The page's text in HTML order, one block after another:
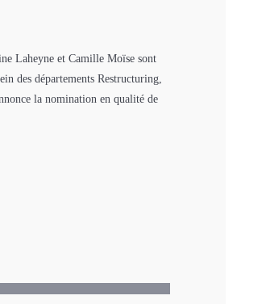
Laheyne et Camille Moïse sont
des départements Restructuring,
la nomination en qualité de